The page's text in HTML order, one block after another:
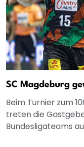
SC Magdeburg
Beim Turnier zum
treten die
Bundesligateams